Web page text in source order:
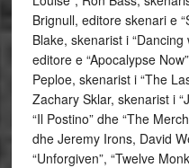
Brignull, editore skenari e
Blake, skenarist i
editore e “Apocalypse
Peploe, skenarist i “The
Zachary Sklar, skenarist i
“Il Postino” dhe “The
dhe Jeremy Irons, David
“Unforgiven”, “Twelve